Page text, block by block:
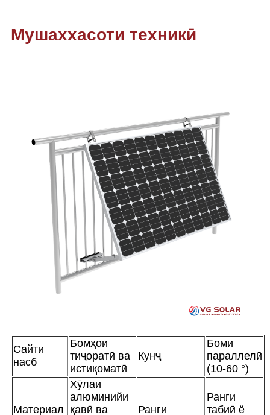
Мушаххасоти техникӣ
Сайти
насб
Бомҳои
тиҷоратӣ ва
истиқоматӣ
Кунҷ
Боми
параллелӣ
(10-60 °)
Материал
Хӯлаи
алюминийи
қавӣ ва
Ранги
Ранги
табиӣ ё